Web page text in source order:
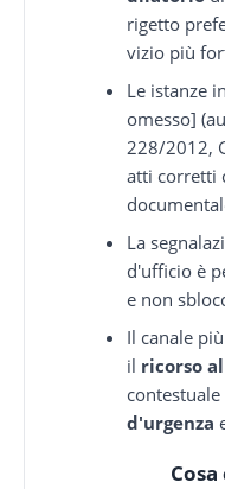
rigetto
vizio più
Le istanze
omesso]
228/2012,
atti corretti
La
d'ufficio è
e non
Il canale
il ricorso
d'urgenza